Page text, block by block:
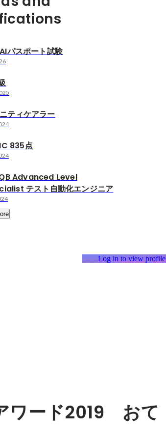
パスポート試験
ティケアラー
835点
Advanced Level
テスト自動化エンジニア
Log in to view profile
ワード2019 おて